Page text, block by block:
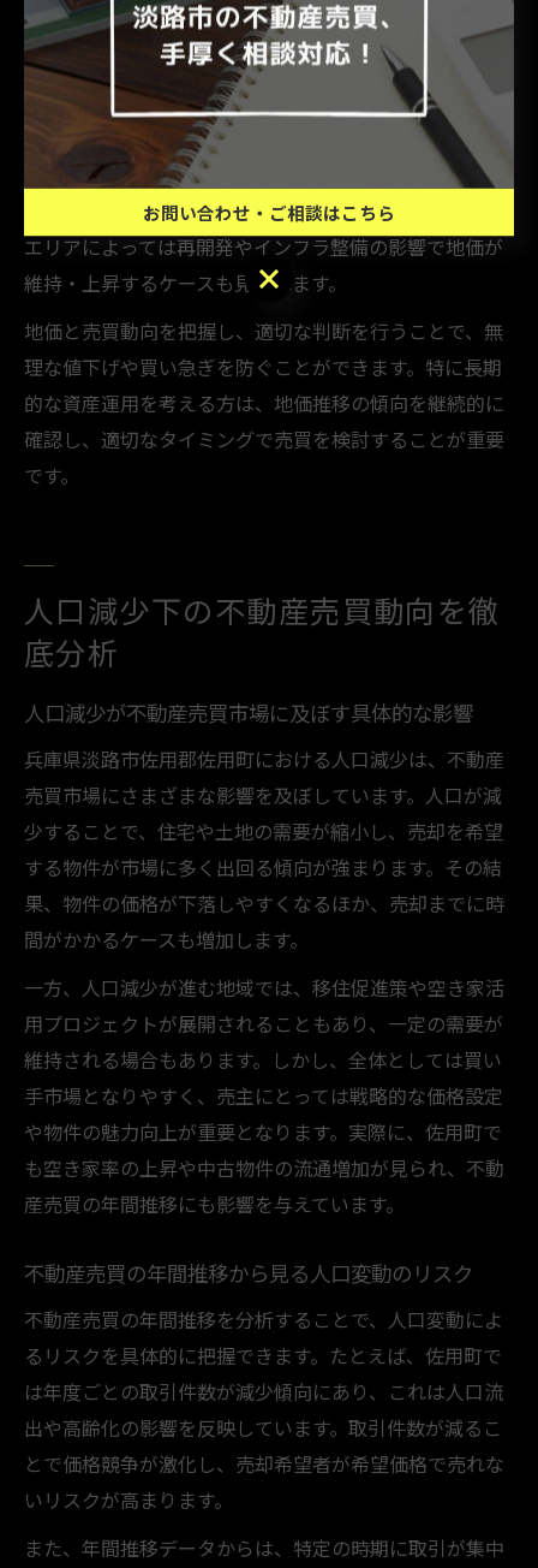
す。特に地価が下落する局面では、売却希望者が増える
一方で、買い手が慎重になる傾向が強まります。
地価推移を確認する際は、国土交通省や地方自治体が公
表する公示地価・基準地価のデータが参考になります。
佐用町の近年の地価は、人口減少や取引件数の減少が影
響し、全体的にやや下落傾向が続いています。ただし、
エリアによっては再開発やインフラ整備の影響で地価が
維持・上昇するケースも見られます。
地価と売買動向を把握し、適切な判断を行うことで、無
理な値下げや買い急ぎを防ぐことができます。特に長期
的な資産運用を考える方は、地価推移の傾向を継続的に
確認し、適切なタイミングで売買を検討することが重要
です。
人口減少下の不動産売買動向を徹
底分析
人口減少が不動産売買市場に及ぼす具体的な影響
兵庫県淡路市佐用郡佐用町における人口減少は、不動産
売買市場にさまざまな影響を及ぼしています。人口が減
少することで、住宅や土地の需要が縮小し、売却を希望
する物件が市場に多く出回る傾向が強まります。その結
果、物件の価格が下落しやすくなるほか、売却までに時
間がかかるケースも増加します。
一方、人口減少が進む地域では、移住促進策や空き家活
用プロジェクトが展開されることもあり、一定の需要が
維持される場合もあります。しかし、全体としては買い
手市場となりやすく、売主にとっては戦略的な価格設定
や物件の魅力向上が重要となります。実際に、佐用町で
も空き家率の上昇や中古物件の流通増加が見られ、不動
産売買の年間推移にも影響を与えています。
不動産売買の年間推移から見る人口変動のリスク
不動産売買の年間推移を分析することで、人口変動によ
るリスクを具体的に把握できます。たとえば、佐用町で
は年度ごとの取引件数が減少傾向にあり、これは人口流
出や高齢化の影響を反映しています。取引件数が減るこ
とで価格競争が激化し、売却希望者が希望価格で売れな
いリスクが高まります。
また、年間推移データからは、特定の時期に取引が集中
お問い合わせ・ご相談はこちら
お問い合わせ・ご相談はこちら